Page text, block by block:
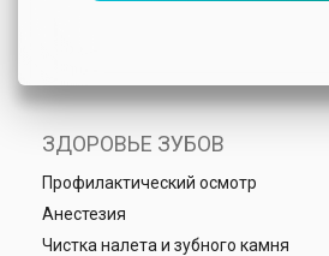
ЗДОРОВЬЕ ЗУБОВ
Профилактический осмотр
Анестезия
Чистка налета и зубного камня